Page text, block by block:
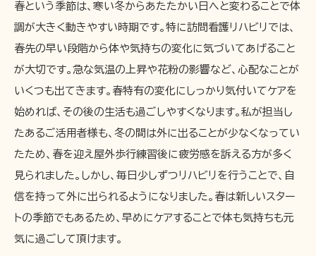
春という季節は、寒い冬からあたたかい日へと変わることで体
調が大きく動きやすい時期です。特に訪問看護リハビリでは、
春先の早い段階から体や気持ちの変化に気づいてあげること
が大切です。急な気温の上昇や花粉の影響など、心配なことが
いくつも出てきます。春特有の変化にしっかり気付いてケアを
始めれば、その後の生活も過ごしやすくなります。私が担当し
たあるご活用者様も、冬の間は外に出ることが少なくなってい
たため、春を迎え屋外歩行練習後に疲労感を訴える方が多く
見られました。しかし、毎日少しずつリハビリを行うことで、自
信を持って外に出られるようになりました。春は新しいスター
トの季節でもあるため、早めにケアすることで体も気持ちも元
気に過ごして頂けます。